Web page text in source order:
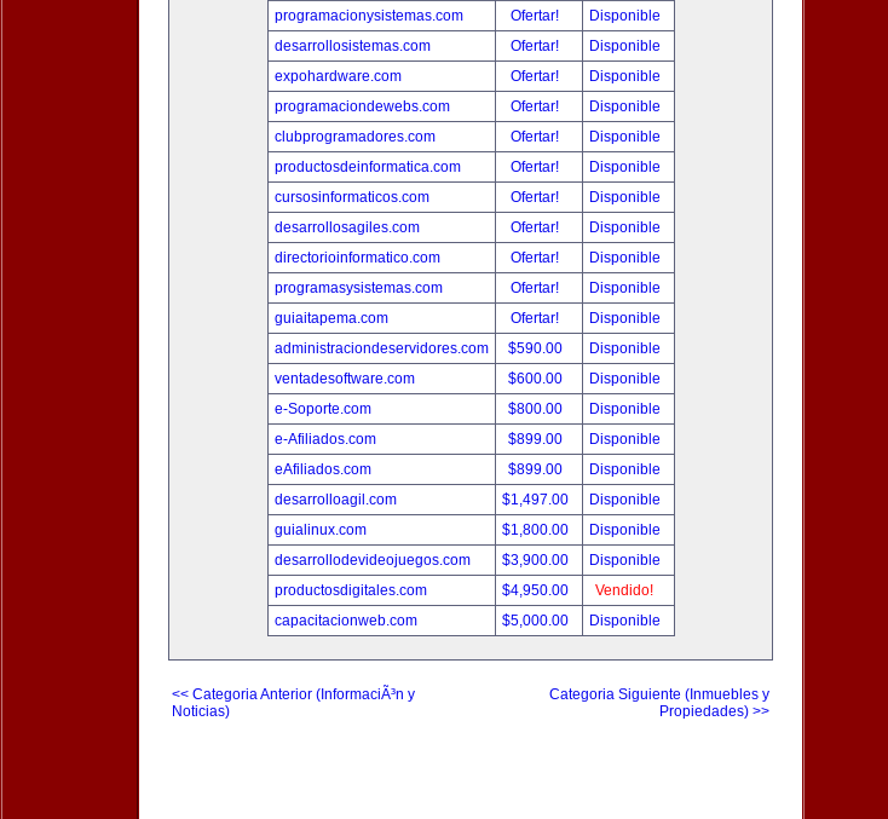
programacionysistemas.com
Ofertar!
Disponible
desarrollosistemas.com
Ofertar!
Disponible
expohardware.com
Ofertar!
Disponible
programaciondewebs.com
Ofertar!
Disponible
clubprogramadores.com
Ofertar!
Disponible
productosdeinformatica.com
Ofertar!
Disponible
cursosinformaticos.com
Ofertar!
Disponible
desarrollosagiles.com
Ofertar!
Disponible
directorioinformatico.com
Ofertar!
Disponible
programasysistemas.com
Ofertar!
Disponible
guiaitapema.com
Ofertar!
Disponible
administraciondeservidores.com
$590.00
Disponible
ventadesoftware.com
$600.00
Disponible
e-Soporte.com
$800.00
Disponible
e-Afiliados.com
$899.00
Disponible
eAfiliados.com
$899.00
Disponible
desarrolloagil.com
$1,497.00
Disponible
guialinux.com
$1,800.00
Disponible
desarrollodevideojuegos.com
$3,900.00
Disponible
productosdigitales.com
$4,950.00
Vendido!
capacitacionweb.com
$5,000.00 Disponible
<< Categoria Anterior (InformaciÃ³n y
Noticias)
Categoria Siguiente (Inmuebles y
Propiedades) >>